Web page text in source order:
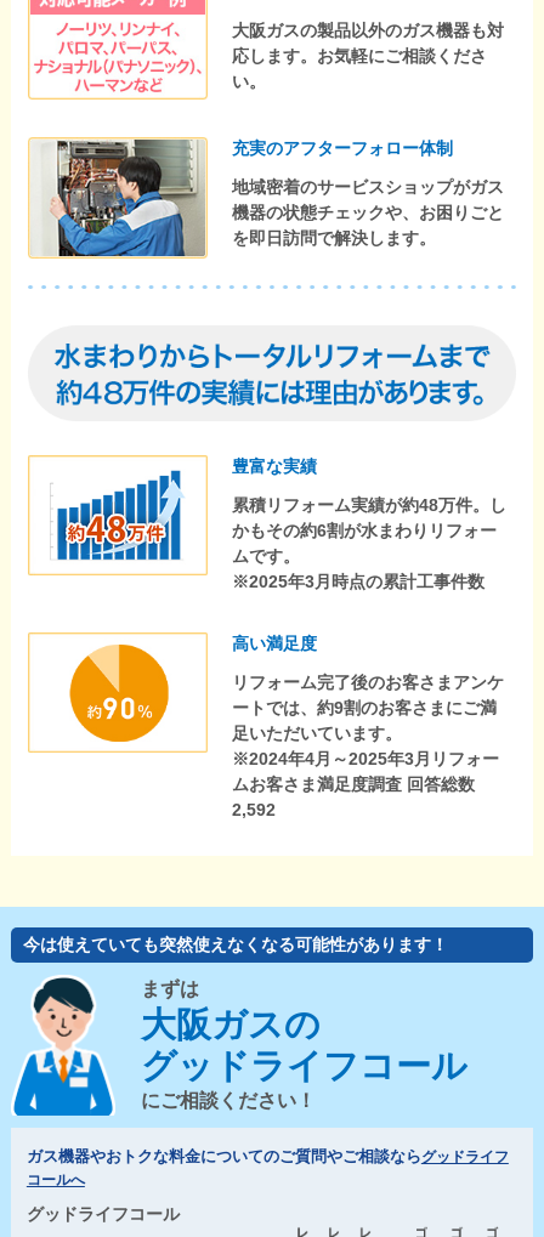
大阪ガスの製品以外のガス機器も対
応します。お気軽にご相談くださ
い。
充実のアフターフォロー体制
地域密着のサービスショップがガス
機器の状態チェックや、お困りごと
を即日訪問で解決します。
豊富な実績
累積リフォーム実績が約48万件。し
かもその約6割が水まわりリフォー
ムです。
※2025年3月時点の累計工事件数
高い満足度
リフォーム完了後のお客さまアンケ
ートでは、約9割のお客さまにご満
足いただいています。
※2024年4月～2025年3月リフォー
ムお客さま満足度調査 回答総数
2,592
今は使えていても突然使えなくなる可能性があります！
まずは
大阪ガスの
グッドライフコール
にご相談ください！
ガス機器やおトクな料金についてのご質問やご相談ならグッドライフ
コールへ
グッドライフコール